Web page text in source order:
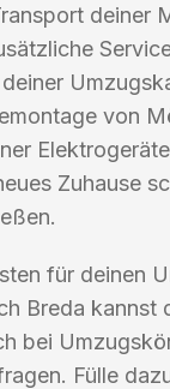
deiner
von
Zuhause
für deinen
Breda kannst
bei
Fülle